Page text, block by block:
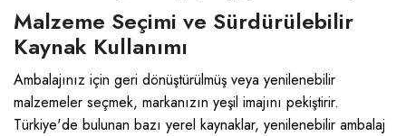
Malzeme Seçimi ve Sürdürülebilir
Kaynak Kullanımı
Ambalajınız için geri dönüştürülmüş veya yenilenebilir
malzemeler seçmek, markanızın yeşil imajını pekiştirir.
Türkiye'de bulunan bazı yerel kaynaklar, yenilenebilir ambalaj